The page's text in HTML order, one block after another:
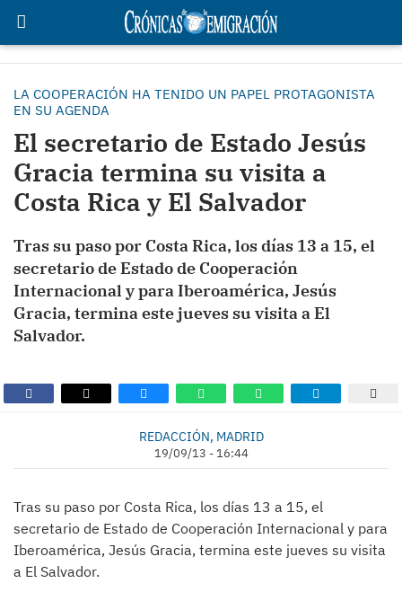
LA COOPERACIÓN HA TENIDO UN PAPEL PROTAGONISTA
EN SU AGENDA
El secretario de Estado Jesús
Gracia termina su visita a
Costa Rica y El Salvador
Tras su paso por Costa Rica, los días 13 a 15, el
secretario de Estado de Cooperación
Internacional y para Iberoamérica, Jesús
Gracia, termina este jueves su visita a El
Salvador.
REDACCIÓN, MADRID
19/09/13 - 16:44
Tras su paso por Costa Rica, los días 13 a 15, el
secretario de Estado de Cooperación Internacional y para
Iberoamérica, Jesús Gracia, termina este jueves su visita
a El Salvador.